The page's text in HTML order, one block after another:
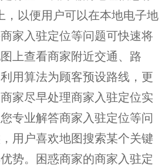
以便用户可以在本地电子地
家入驻定位等问题可快速将
上查看商家附近交通、路
用算法为顾客预设路线，更
家尽早处理商家入驻定位实
专业解答商家入驻定位等问
用户喜欢地图搜索某个关键
势。困惑商家的商家入驻定